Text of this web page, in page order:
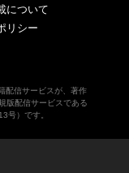
について
リシー
配信サービスが、著作
版配信サービスである
号）です。